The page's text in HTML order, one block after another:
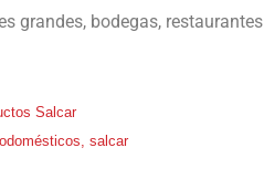
grandes, bodegas, restaurantes
Salcar
, salcar